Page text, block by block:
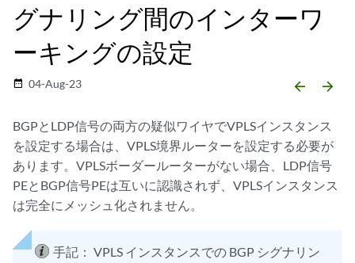
グナリング間のインターワ
ーキングの設定
date_range 04-Aug-23 arrow_backward arrow_forward
BGPとLDP信号の両方の疑似ワイヤでVPLSインスタンス
を設定する場合は、VPLS境界ルーターを設定する必要が
あります。VPLSボーダールーターがない場合、LDP信号
PEとBGP信号PEは互いに認識されず、VPLSインスタンス
は完全にメッシュ化されません。
手記： VPLS インスタンスでの BGP シグナリン